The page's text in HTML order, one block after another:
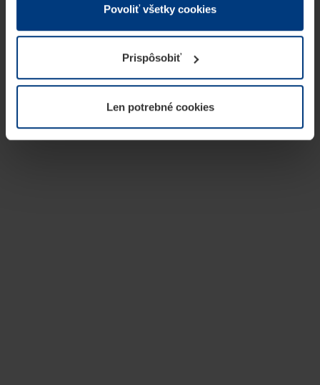
Z právneho hľadiska môžeme cookies ukladať na Vašom
prevádzku tejto stránky. Pre všetky ostatné typy cookie
potrebujeme Vaše povolenie. Vaše povolenie môžete
kedykoľvek zmeniť alebo odvolať vo vysvetlení cookie
našej webovej stránky.
Povoliť všetky cookies
Prispôsobiť
Len potrebné cookies